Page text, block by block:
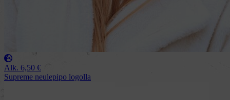
Alk. 6,50 €
Supreme neulepipo logolla